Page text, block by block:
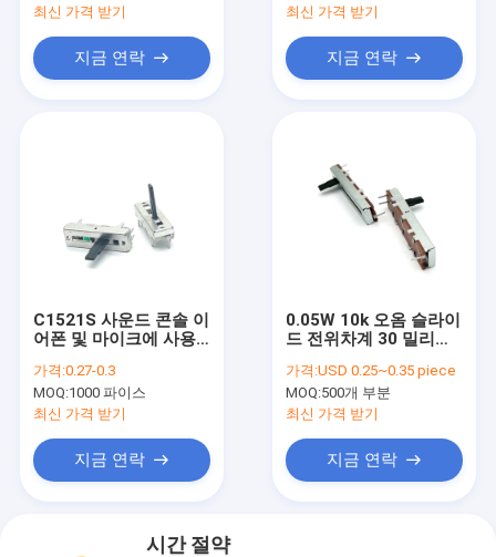
최신 가격 받기
지금 연락
최신 가격 받기
지금 연락
C1521S 사운드 콘솔 이
어폰 및 마이크에 사용
15mm 여행 6.5mm 폭
가격:0.27-0.3
MOQ:1000 파이스
최신 가격 받기
지금 연락
0.05W 10k 오옴 슬라이
드 전위차계 30 밀리미
가격:USD 0.25~0.35 piece
MOQ:500개 부분
최신 가격 받기
지금 연락
시간 절약